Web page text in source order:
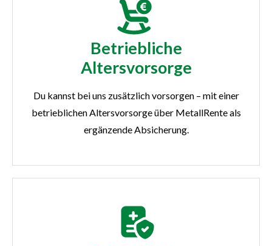
Betriebliche
Altersvorsorge
Du kannst bei uns zusätzlich vorsorgen – mit einer
betrieblichen Altersvorsorge über MetallRente als
ergänzende Absicherung.